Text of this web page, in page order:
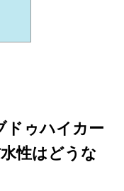
ドゥハイカー
性はどうな